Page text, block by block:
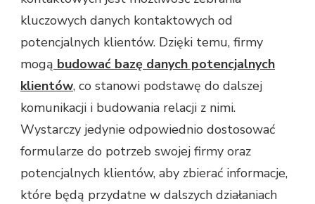
kluczowych danych kontaktowych od
potencjalnych klientów. Dzięki temu, firmy
mogą budować bazę danych potencjalnych
klientów, co stanowi podstawę do dalszej
komunikacji i budowania relacji z nimi.
Wystarczy jedynie odpowiednio dostosować
formularze do potrzeb swojej firmy oraz
potencjalnych klientów, aby zbierać informacje,
które będą przydatne w dalszych działaniach